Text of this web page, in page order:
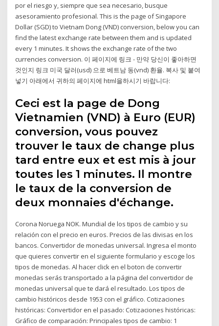
por el riesgo y, siempre que sea necesario, busque
asesoramiento profesional. This is the page of Singapore
Dollar (SGD) to Vietnam Dong (VND) conversion, below you can
find the latest exchange rate between them and is updated
every 1 minutes. It shows the exchange rate of the two
currencies conversion. 이 페이지에 링크 - 만약 당신이 좋아하면
것인지 링크 미국 달러(usd) 으로 베트남 동(vnd) 환율. 복사 및 붙여
넣기 아래에서 귀하의 페이지에 html을하시기 바랍니다:
Ceci est la page de Dong
Vietnamien (VND) à Euro (EUR)
conversion, vous pouvez
trouver le taux de change plus
tard entre eux et est mis à jour
toutes les 1 minutes. Il montre
le taux de la conversion de
deux monnaies d'échange.
Corona Noruega NOK. Mundial de los tipos de cambio y su
relación con el precio en euros. Precios de las divisas en los
bancos. Convertidor de monedas universal. Ingresa el monto
que quieres convertir en el siguiente formulario y escoge los
tipos de monedas. Al hacer click en el boton de convertir
monedas serás transportado a la página del convertidor de
monedas universal que te dará el resultado. Los tipos de
cambio históricos desde 1953 con el gráfico. Cotizaciones
históricas: Convertidor en el pasado: Cotizaciones históricas:
Gráfico de comparación: Principales tipos de cambio: 1